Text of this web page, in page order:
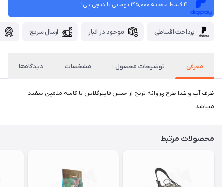
4 قسط ماهانه 145,000 تومانی با دیجی ‌پی!
پرداخت اقساطی موجود در انبار ارسال سریع
معرفی توضیحات محصول : مشخصات دیدگاه‌ها
ظرف آب و غذا طرح پروانه ترنج از جنس فایبرگلاس با کاسه ملامین سفید
میباشد.
محصولات مرتبط